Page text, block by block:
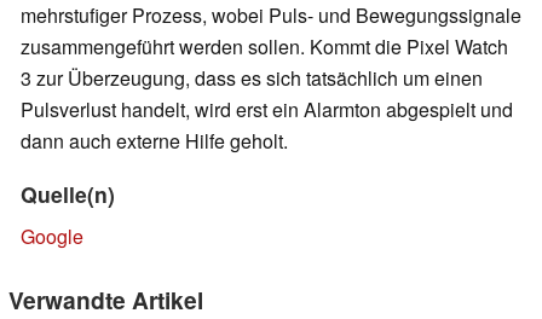
mehrstufiger Prozess, wobei Puls- und Bewegungssignale
zusammengeführt werden sollen. Kommt die Pixel Watch
3 zur Überzeugung, dass es sich tatsächlich um einen
Pulsverlust handelt, wird erst ein Alarmton abgespielt und
dann auch externe Hilfe geholt.
Quelle(n)
Google
Verwandte Artikel